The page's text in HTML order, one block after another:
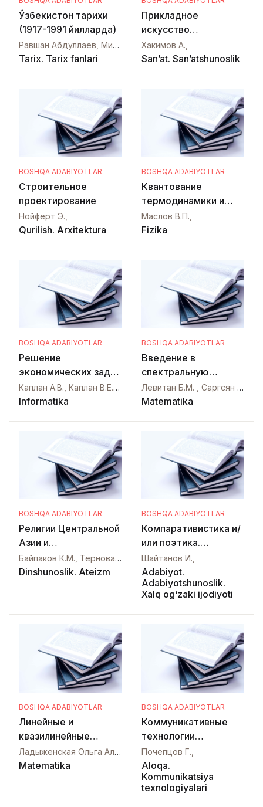
Ўзбекистон тарихи
(1917-1991 йилларда)
Равшан Абдуллаев, Мирзохид Рахимов, Кахрамон Ражабов,
Tarix. Tarix fanlari
Прикладное
искусство
Узбекистана:
традиции и
Хакимов А.,
San’at. San’atshunoslik
BOSHQA ADABIYOTLAR
Строительное
проектирование
Нойферт Э.,
Qurilish. Arxitektura
BOSHQA ADABIYOTLAR
Квантование
термодинамики и
ультравторичное
квантование
Маслов В.П.,
Fizika
BOSHQA ADABIYOTLAR
Решение
экономических задач
на компьютере.
Каплан А.В., Каплан В.Е., Мащенко М.В., Овечкина е.в.,
Informatika
BOSHQA ADABIYOTLAR
Введение в
спектральную
теорию
(самосопряженные
операторы)
Левитан Б.М. , Саргсян И.С.,
Matematika
BOSHQA ADABIYOTLAR
Религии Центральной
Азии и
Азербайджана. Том
2. Зорастризм и
Байпаков К.М., Терновая Г.А., Горячева В.Д., Якубов Ю.Я., Богомолов Г.И., Бердимуродов А.Э.,
Dinshunoslik. Ateizm
BOSHQA ADABIYOTLAR
Компаративистика и/
или поэтика.
Английские сюжеты
глазами
исторической
поэтики
Шайтанов И.,
Adabiyot.
Adabiyotshunoslik.
Xalq og‘zaki ijodiyoti
BOSHQA ADABIYOTLAR
Линейные и
квазилинейные
уравнения
параболического
Ладыженская Ольга Александровна , Солонников Всеволод Алексеевич , Уральцева Нина Николаевна,
Matematika
BOSHQA ADABIYOTLAR
Коммуникативные
технологии
двадцатого века
Почепцов Г.,
Aloqa.
Kommunikatsiya
texnologiyalari